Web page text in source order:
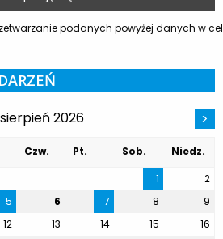
podanych powyżej danych w
sierpień 2026 >
Czw. Pt. Sob.
Niedz.
1
2
5 6 7 8
9
12 13 14 15
16